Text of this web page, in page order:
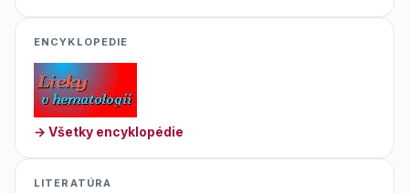
ENCYKLOPEDIE
→ Všetky encyklopédie
LITERATÚRA